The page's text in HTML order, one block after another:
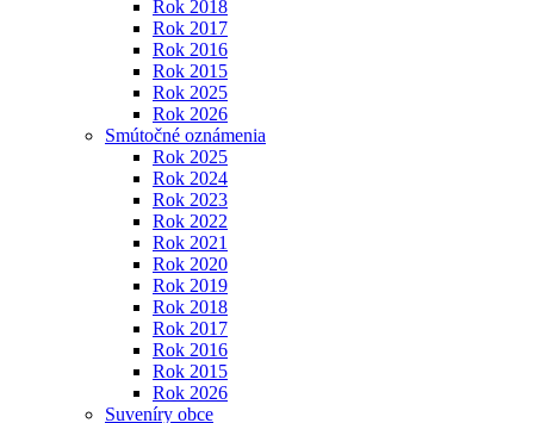
Rok 2018
Rok 2017
Rok 2016
Rok 2015
Rok 2025
Rok 2026
Smútočné oznámenia
Rok 2025
Rok 2024
Rok 2023
Rok 2022
Rok 2021
Rok 2020
Rok 2019
Rok 2018
Rok 2017
Rok 2016
Rok 2015
Rok 2026
Suveníry obce